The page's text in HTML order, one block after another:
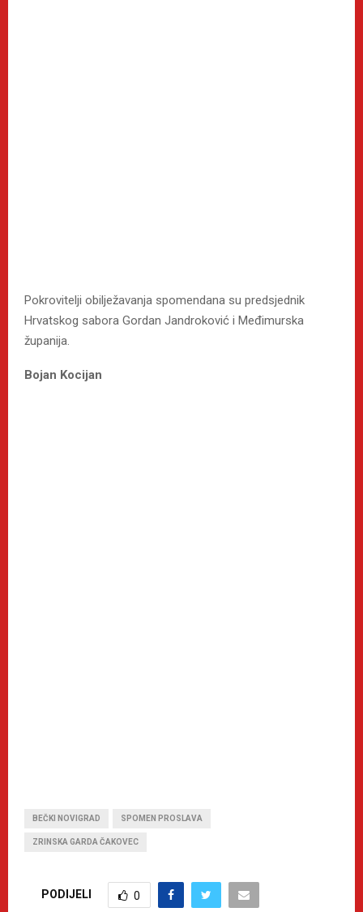
Pokrovitelji obilježavanja spomendana su predsjednik
Hrvatskog sabora Gordan Jandroković i Međimurska
županija.
Bojan Kocijan
BEČKI NOVIGRAD SPOMEN PROSLAVA
ZRINSKA GARDA ČAKOVEC
PODIJELI 0